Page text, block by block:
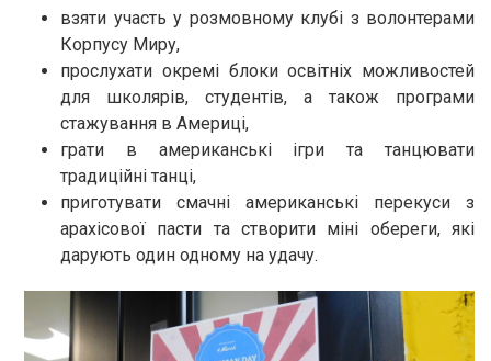
взяти участь у розмовному клубі з волонтерами
Корпусу Миру,
прослухати окремі блоки освітніх можливостей
для школярів, студентів, а також програми
стажування в Америці,
грати в американські ігри та танцювати
традиційні танці,
приготувати смачні американські перекуси з
арахісової пасти та створити міні обереги, які
дарують один одному на удачу.